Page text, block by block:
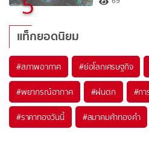
แท็กยอดนิยม
#สภาพอากาศ #ย่อโลกเศรษฐกิจ
#พยากรณ์อากาศ #ฝนตก #กา
#ราคาทองวันนี้ #สมาคมค้าทองคำ